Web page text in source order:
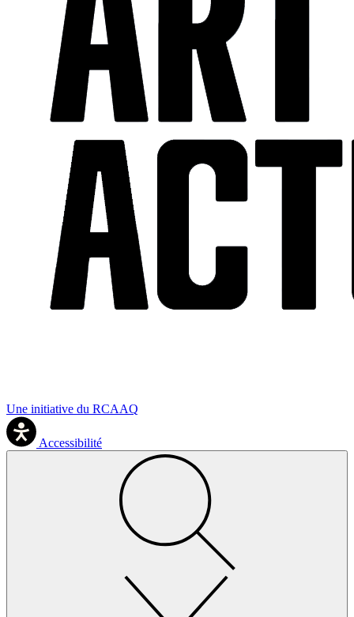
Une initiative du RCAAQ
Accessibilité